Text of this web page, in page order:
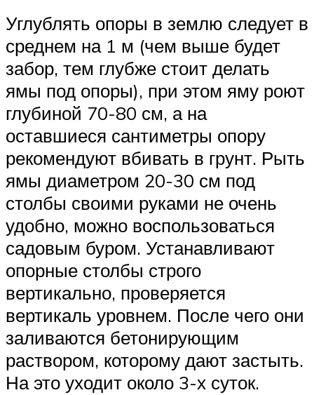
Углублять опоры в землю следует в
среднем на 1 м (чем выше будет
забор, тем глубже стоит делать
ямы под опоры), при этом яму роют
глубиной 70-80 см, а на
оставшиеся сантиметры опору
рекомендуют вбивать в грунт. Рыть
ямы диаметром 20-30 см под
столбы своими руками не очень
удобно, можно воспользоваться
садовым буром. Устанавливают
опорные столбы строго
вертикально, проверяется
вертикаль уровнем. После чего они
заливаются бетонирующим
раствором, которому дают застыть.
На это уходит около 3-х суток.